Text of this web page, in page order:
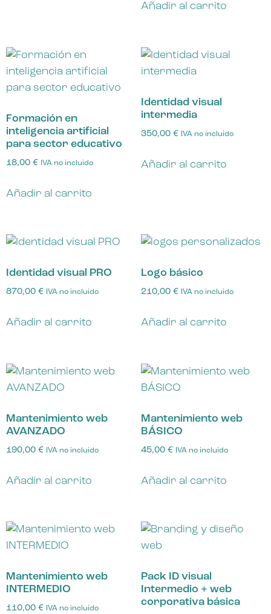
Añadir al carrito
Formación en
inteligencia artificial
para sector educativo
18,00 € IVA no incluido
Añadir al carrito
Identidad visual
intermedia
350,00 € IVA no incluido
Añadir al carrito
Identidad visual PRO
870,00 € IVA no incluido
Añadir al carrito
Logo básico
210,00 € IVA no incluido
Añadir al carrito
Mantenimiento web
AVANZADO
190,00 € IVA no incluido
Añadir al carrito
Mantenimiento web
BÁSICO
45,00 € IVA no incluido
Añadir al carrito
Mantenimiento web
INTERMEDIO
110,00 € IVA no incluido
Pack ID visual
Intermedio + web
corporativa básica